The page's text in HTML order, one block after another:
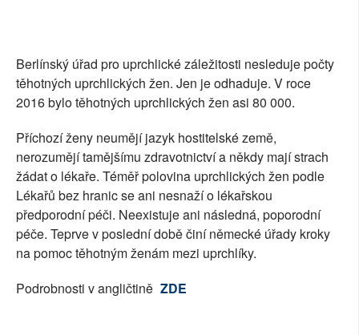
Berlínský úřad pro uprchlické záležitosti nesleduje počty
těhotných uprchlických žen. Jen je odhaduje. V roce
2016 bylo těhotných uprchlických žen asi 80 000.
Příchozí ženy neumějí jazyk hostitelské země,
nerozumějí tamějšímu zdravotnictví a někdy mají strach
žádat o lékaře. Téměř polovina uprchlických žen podle
Lékařů bez hranic se ani nesnaží o lékařskou
předporodní péči. Neexistuje ani následná, poporodní
péče. Teprve v poslední době činí německé úřady kroky
na pomoc těhotným ženám mezi uprchlíky.
Podrobnosti v angličtině ZDE